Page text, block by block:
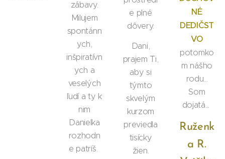
zábavy.
Milujem
spontánn
ych,
inšpiratívn
ych a
veselých
ľudí a ty k
nim
Danielka
rozhodn
e patríš.
e plné
dôvery.
Dani,
prajem Ti,
aby si
týmto
skvelým
kurzom
previedla
tisícky
žien.
NÉ
DEDIČST
VO
potomko
m nášho
rodu...
Som
dojatá...
Ruženk
a R.